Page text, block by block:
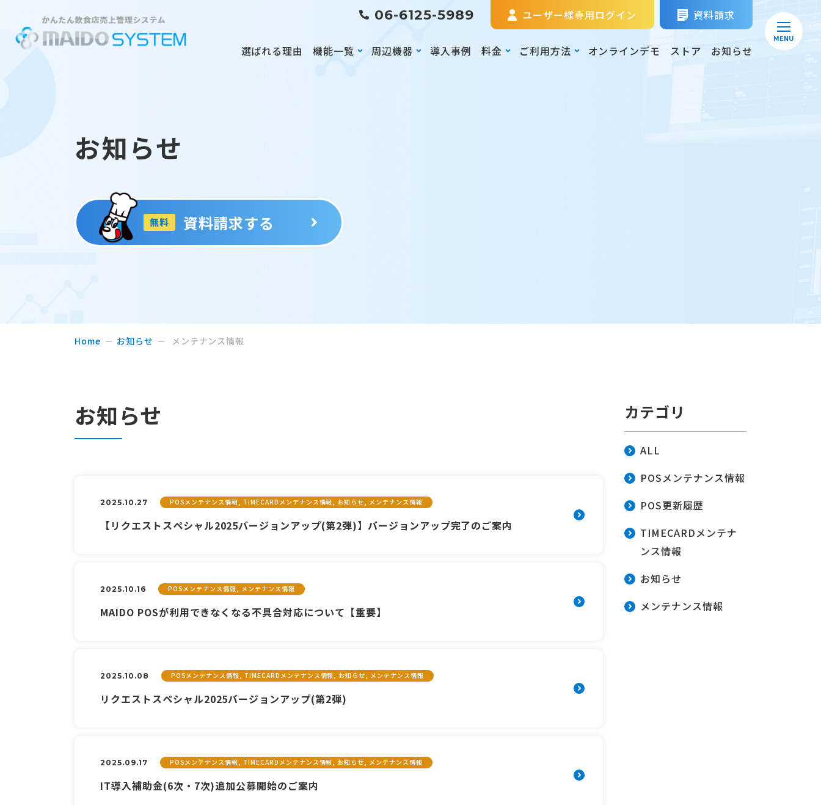
MENU
06-6125-5989 ユーザー様専用ログイン 資料請求
選ばれる理由 機能一覧 周辺機器 導入事例 料金 ご利用方法 オンラインデモ ストア お知らせ
お知らせ
無料 資料請求する
Home お知らせ メンテナンス情報
お知らせ
2025.10.27 POSメンテナンス情報, TIMECARDメンテナンス情報, お知らせ, メンテナンス情報
【リクエストスペシャル2025バージョンアップ(第2弾)】バージョンアップ完了のご案内
2025.10.16 POSメンテナンス情報, メンテナンス情報
MAIDO POSが利用できなくなる不具合対応について【重要】
2025.10.08 POSメンテナンス情報, TIMECARDメンテナンス情報, お知らせ, メンテナンス情報
リクエストスペシャル2025バージョンアップ(第2弾)
2025.09.17 POSメンテナンス情報, TIMECARDメンテナンス情報, お知らせ, メンテナンス情報
IT導入補助金(6次・7次)追加公募開始のご案内
カテゴリ
ALL
POSメンテナンス情報
POS更新履歴
TIMECARDメンテナ
ンス情報
お知らせ
メンテナンス情報